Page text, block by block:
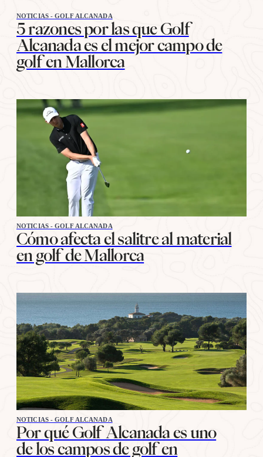
NOTICIAS - GOLF ALCANADA
5 razones por las que Golf
Alcanada es el mejor campo de
golf en Mallorca
NOTICIAS - GOLF ALCANADA
Cómo afecta el salitre al material
en golf de Mallorca
NOTICIAS - GOLF ALCANADA
Por qué Golf Alcanada es uno
de los campos de golf en